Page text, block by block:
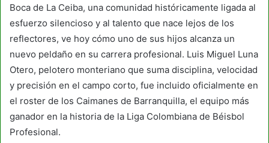
Boca de La Ceiba, una comunidad históricamente ligada al
esfuerzo silencioso y al talento que nace lejos de los
reflectores, ve hoy cómo uno de sus hijos alcanza un
nuevo peldaño en su carrera profesional. Luis Miguel Luna
Otero, pelotero monteriano que suma disciplina, velocidad
y precisión en el campo corto, fue incluido oficialmente en
el roster de los Caimanes de Barranquilla, el equipo más
ganador en la historia de la Liga Colombiana de Béisbol
Profesional.